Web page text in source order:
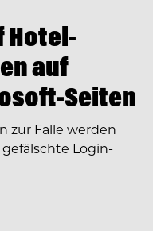
Hotel-
auf
Seiten
zur Falle werden
Login-